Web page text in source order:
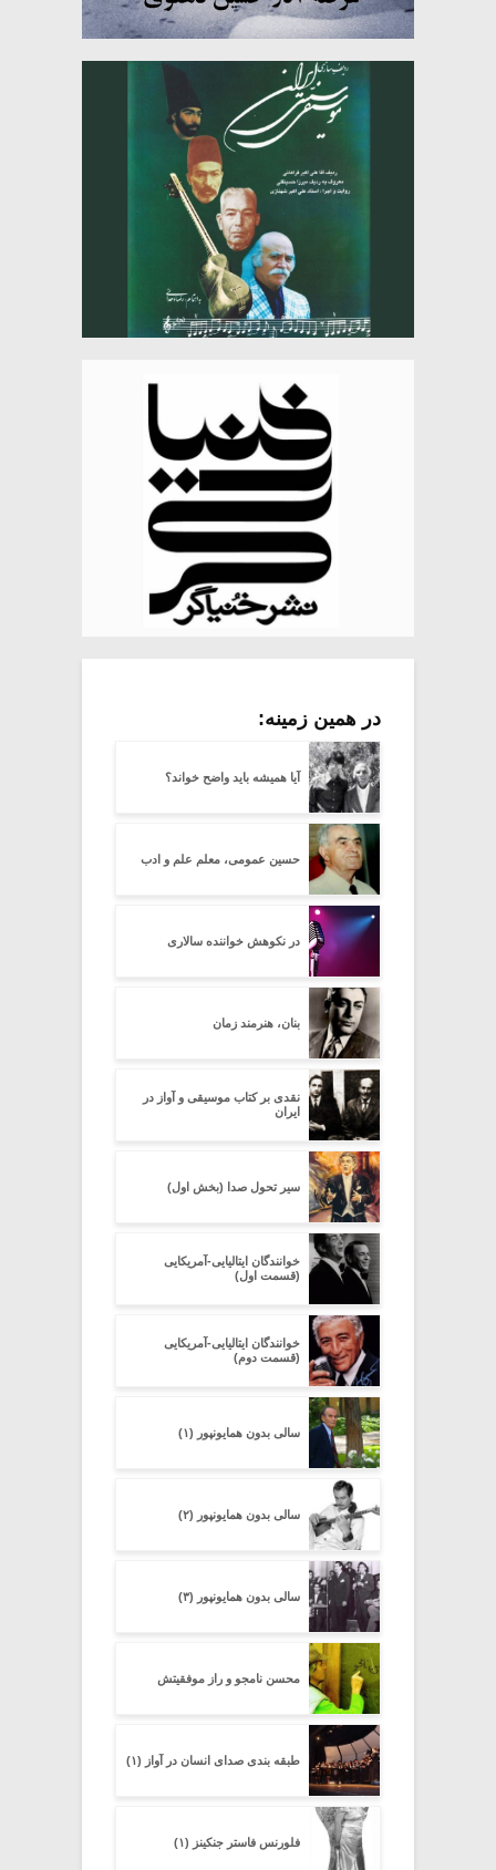
در همین زمینه:
آیا همیشه باید واضح خواند؟
حسین عمومی، معلم علم و ادب
در نکوهش خواننده سالاری
بنان، هنرمند زمان
نقدی بر کتاب موسیقی و آواز در
ایران
سیر تحول صدا (بخش اول)
خوانندگان ایتالیایی-آمریکایی
(قسمت اول)
خوانندگان ایتالیایی-آمریکایی
(قسمت دوم)
سالی بدون همایون­پور (۱)
سالی بدون همایونپور (۲)
سالی بدون همایونپور (۳)
محسن نامجو و راز موفقیتش
طبقه بندی صدای انسان در آواز (۱)
فلورنس فاستر جنکینز (۱)